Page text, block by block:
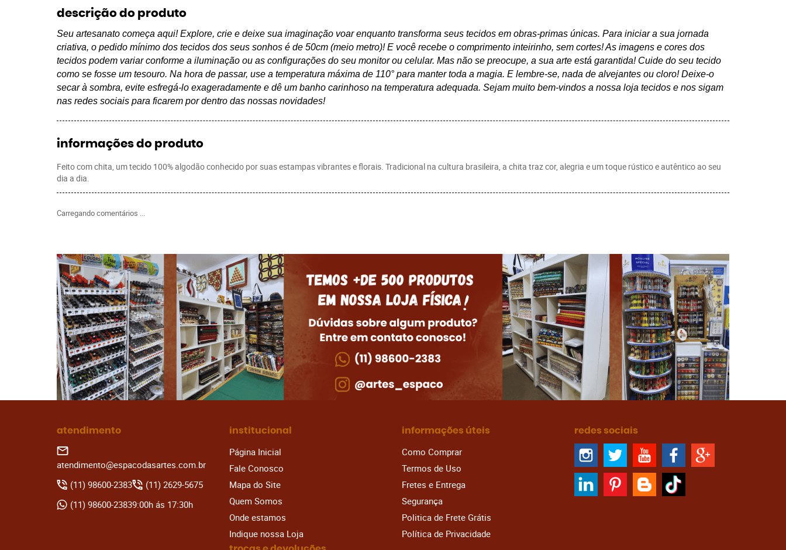
descrição do produto
Seu artesanato começa aqui! Explore, crie e deixe sua imaginação voar enquanto transforma seus tecidos em obras-primas únicas. Para iniciar a sua jornada
criativa, o pedido mínimo dos tecidos dos seus sonhos é de 50cm (meio metro)! E você recebe o comprimento inteirinho, sem cortes! As imagens e cores dos
tecidos podem variar conforme a iluminação ou as configurações do seu monitor ou celular. Mas não se preocupe, a sua arte está garantida! Cuide do seu tecido
como se fosse um tesouro. Na hora de passar, use a temperatura máxima de 110° para manter toda a magia. E lembre-se, nada de alvejantes ou cloro! Deixe-o
secar à sombra, evite esfregá-lo exageradamente e dê um banho carinhoso na temperatura adequada. Sejam muito bem-vindos a nossa loja tecidos e nos sigam
nas redes sociais para ficarem por dentro das nossas novidades!
informações do produto
Feito com chita, um tecido 100% algodão conhecido por suas estampas vibrantes e florais. Tradicional na cultura brasileira, a chita traz cor, alegria e um toque rústico e autêntico ao seu
dia a dia.
Carregando comentários ...
atendimento
(11) 98600-2383 (11) 2629-5675
(11) 98600-23839:00h ás 17:30h
atendimento@espacodasartes.com.br
institucional
Página Inicial
Fale Conosco
Mapa do Site
Quem Somos
Onde estamos
Indique nossa Loja
informações úteis
Como Comprar
Termos de Uso
Fretes e Entrega
Segurança
Politica de Frete Grátis
Política de Privacidade
redes sociais